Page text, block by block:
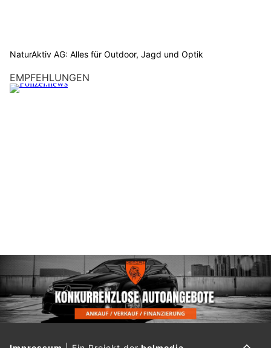
NaturAktiv AG: Alles für Outdoor, Jagd und Optik
EMPFEHLUNGEN